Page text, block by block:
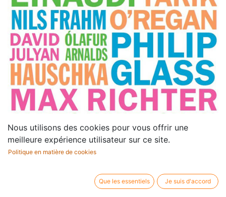
Nous utilisons des cookies pour vous offrir une
meilleure expérience utilisateur sur ce site.
Politique en matière de cookies
Que les essentiels Je suis d'accord